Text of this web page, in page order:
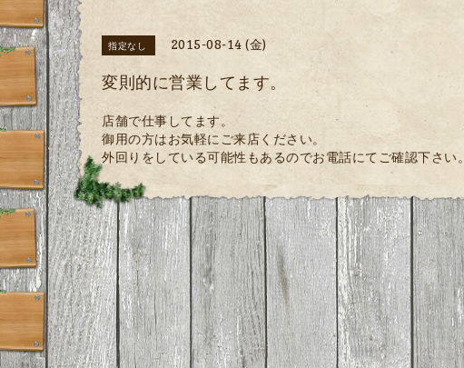
指定なし 2015-08-14 (金)
変則的に営業してます。
店舗で仕事してます。
御用の方はお気軽にご来店ください。
外回りをしている可能性もあるのでお電話にてご確認下さい